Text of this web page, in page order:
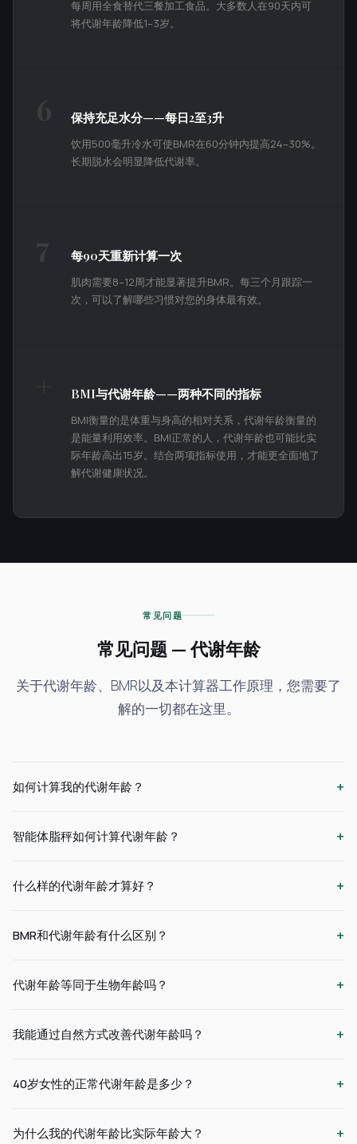
每周用全食替代三餐加工食品。大多数人在90天内可
将代谢年龄降低1–3岁。
保持充足水分——每日2至3升
饮用500毫升冷水可使BMR在60分钟内提高24–30%。
长期脱水会明显降低代谢率。
每90天重新计算一次
肌肉需要8–12周才能显著提升BMR。每三个月跟踪一
次，可以了解哪些习惯对您的身体最有效。
BMI与代谢年龄——两种不同的指标
BMI衡量的是体重与身高的相对关系，代谢年龄衡量的
是能量利用效率。BMI正常的人，代谢年龄也可能比实
际年龄高出15岁。结合两项指标使用，才能更全面地了
解代谢健康状况。
常见问题
常见问题 — 代谢年龄
关于代谢年龄、BMR以及本计算器工作原理，您需要了
解的一切都在这里。
如何计算我的代谢年龄？ +
智能体脂秤如何计算代谢年龄？ +
什么样的代谢年龄才算好？ +
BMR和代谢年龄有什么区别？ +
代谢年龄等同于生物年龄吗？ +
我能通过自然方式改善代谢年龄吗？ +
40岁女性的正常代谢年龄是多少？ +
为什么我的代谢年龄比实际年龄大？ +